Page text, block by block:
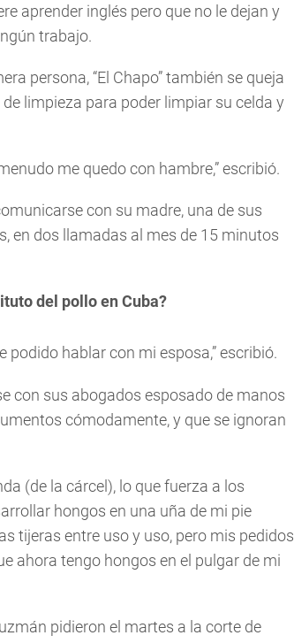
aprender inglés pero que no le dejan y
trabajo.
persona, “El Chapo” también se queja
limpieza para poder limpiar su celda y
me quedo con hambre,” escribió.
con su madre, una de sus
en dos llamadas al mes de 15 minutos
del pollo en Cuba?
podido hablar con mi esposa,” escribió.
con sus abogados esposado de manos
cómodamente, y que se ignoran
(de la cárcel), lo que fuerza a los
hongos en una uña de mi pie
tijeras entre uso y uso, pero mis pedidos
ahora tengo hongos en el pulgar de mi
pidieron el martes a la corte de